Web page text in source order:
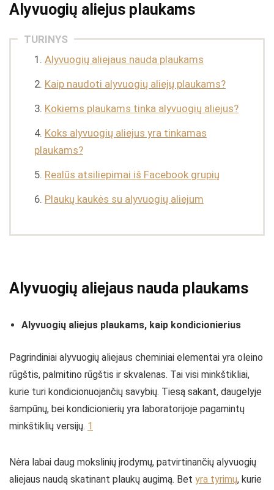
Alyvuogių aliejus plaukams
TURINYS
Alyvuogių aliejaus nauda plaukams
Kaip naudoti alyvuogių aliejų plaukams?
Kokiems plaukams tinka alyvuogių aliejus?
Koks alyvuogių aliejus yra tinkamas
plaukams?
Realūs atsiliepimai iš Facebook grupių
Plaukų kaukės su alyvuogių aliejum
Alyvuogių aliejaus nauda plaukams
Alyvuogių aliejus plaukams, kaip kondicionierius
Pagrindiniai alyvuogių aliejaus cheminiai elementai yra oleino
rūgštis, palmitino rūgštis ir skvalenas. Tai visi minkštikliai,
kurie turi kondicionuojančių savybių. Tiesą sakant, daugelyje
šampūnų, bei kondicionierių yra laboratorijoje pagamintų
minkštiklių versijų. 1
Nėra labai daug mokslinių įrodymų, patvirtinančių alyvuogių
aliejaus naudą skatinant plaukų augimą. Bet yra tyrimų, kurie